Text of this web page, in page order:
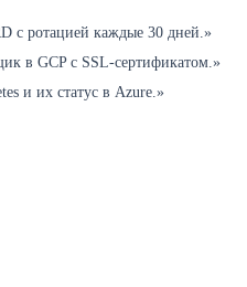
с ротацией каждые 30 дней.»
в GCP с SSL-сертификатом.»
и их статус в Azure.»